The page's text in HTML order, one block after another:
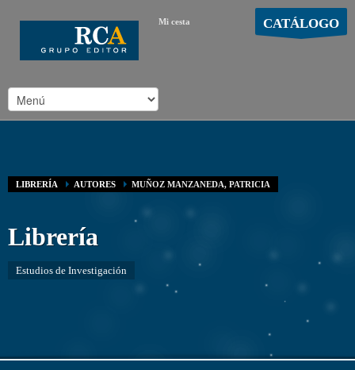
Mi cesta CATÁLOGO
LIBRERÍA AUTORES MUÑOZ MANZANEDA, PATRICIA
Librería
Estudios de Investigación